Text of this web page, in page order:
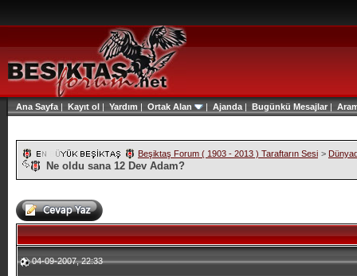
Ana Sayfa | Kayıt ol | Yardım | Ortak Alan | Ajanda | Bugünkü Mesajlar|
Beşiktaş Forum ( 1903 - 2013 ) Taraftarın Sesi >
Ne oldu sana 12 Dev Adam?
04-09-2007, 22:33